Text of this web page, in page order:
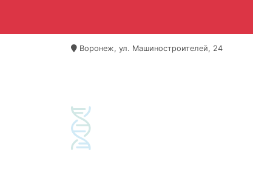
Воронеж, ул. Машиностроителей, 24